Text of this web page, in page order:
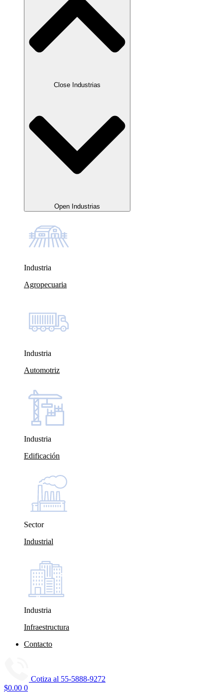
Close Industrias
Open Industrias
Industria
Agropecuaria
Industria
Automotriz
Industria
Edificación
Sector
Industrial
Industria
Infraestructura
Contacto
Cotiza al 55-5888-9272
$0.00 0